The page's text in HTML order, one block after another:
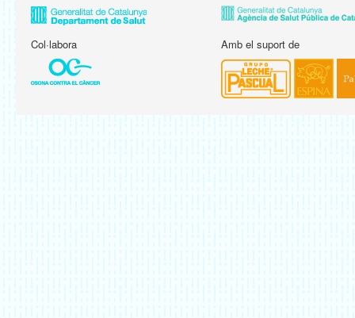
Col·labora Amb el suport de